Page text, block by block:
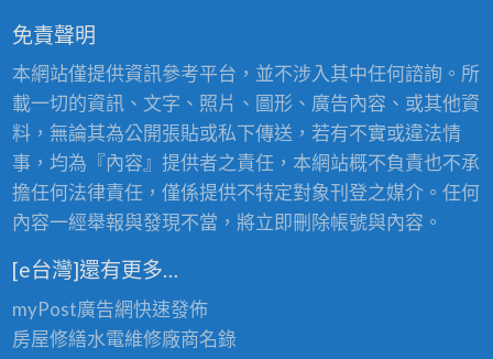
免責聲明
本網站僅提供資訊參考平台，並不涉入其中任何諮詢。所
載一切的資訊、文字、照片、圖形、廣告內容、或其他資
料，無論其為公開張貼或私下傳送，若有不實或違法情
事，均為『內容』提供者之責任，本網站概不負責也不承
擔任何法律責任，僅係提供不特定對象刊登之媒介。任何
內容一經舉報與發現不當，將立即刪除帳號與內容。
[e台灣]還有更多…
myPost廣告網快速發佈
房屋修繕水電維修廠商名錄